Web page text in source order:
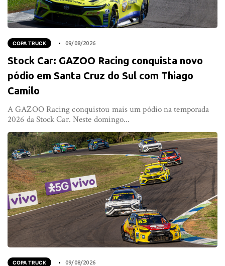
COPA TRUCK 09/08/2026
Stock Car: GAZOO Racing conquista novo
pódio em Santa Cruz do Sul com Thiago
Camilo
A GAZOO Racing conquistou mais um pódio na temporada
2026 da Stock Car. Neste domingo...
COPA TRUCK 09/08/2026